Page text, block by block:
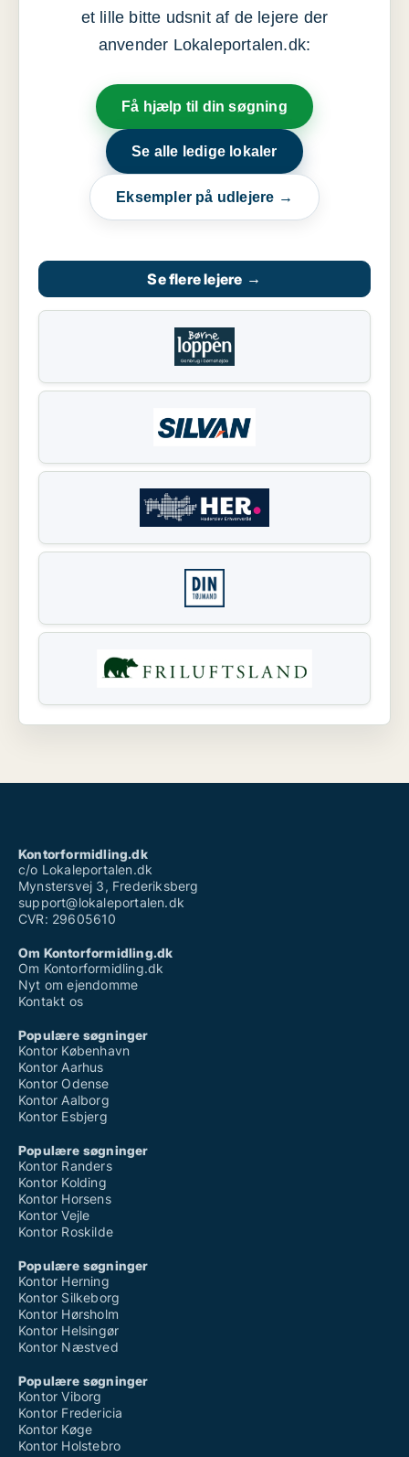
et lille bitte udsnit af de lejere der
anvender Lokaleportalen.dk:
Få hjælp til din søgning
Se alle ledige lokaler
Eksempler på udlejere →
Se flere lejere →
Kontorformidling.dk
c/o Lokaleportalen.dk
Mynstersvej 3, Frederiksberg
support@lokaleportalen.dk
CVR: 29605610
Om Kontorformidling.dk
Om Kontorformidling.dk
Nyt om ejendomme
Kontakt os
Populære søgninger
Kontor København
Kontor Aarhus
Kontor Odense
Kontor Aalborg
Kontor Esbjerg
Populære søgninger
Kontor Randers
Kontor Kolding
Kontor Horsens
Kontor Vejle
Kontor Roskilde
Populære søgninger
Kontor Herning
Kontor Silkeborg
Kontor Hørsholm
Kontor Helsingør
Kontor Næstved
Populære søgninger
Kontor Viborg
Kontor Fredericia
Kontor Køge
Kontor Holstebro